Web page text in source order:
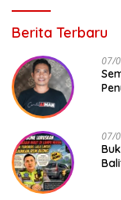
Berita Terbaru
07/
07/